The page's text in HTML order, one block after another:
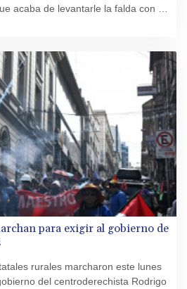
acaba de levantarle la falda con su
para exigir al gobierno de
rurales marcharon este lunes
del centroderechista Rodrigo